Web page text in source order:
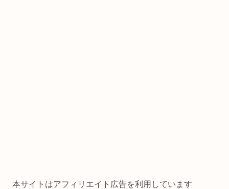
本サイトはアフィリエイト広告を利用しています